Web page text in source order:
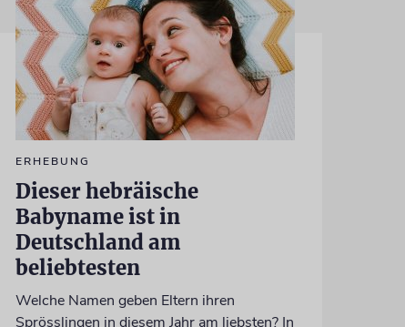
ERHEBUNG
Dieser hebräische
Babyname ist in
Deutschland am
beliebtesten
Welche Namen geben Eltern ihren
Sprösslingen in diesem Jahr am liebsten? In